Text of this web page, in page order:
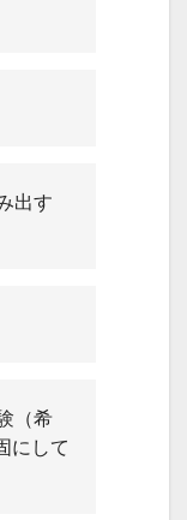
出す
（希
にして